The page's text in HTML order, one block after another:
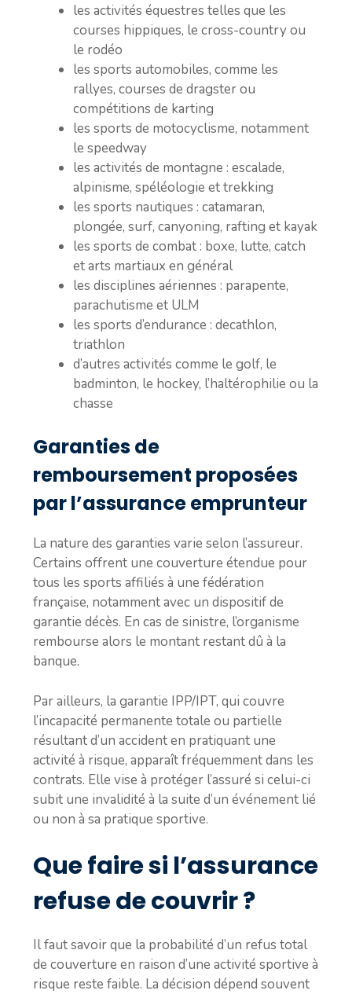
les activités équestres telles que les
courses hippiques, le cross-country ou
le rodéo
les sports automobiles, comme les
rallyes, courses de dragster ou
compétitions de karting
les sports de motocyclisme, notamment
le speedway
les activités de montagne : escalade,
alpinisme, spéléologie et trekking
les sports nautiques : catamaran,
plongée, surf, canyoning, rafting et kayak
les sports de combat : boxe, lutte, catch
et arts martiaux en général
les disciplines aériennes : parapente,
parachutisme et ULM
les sports d’endurance : decathlon,
triathlon
d’autres activités comme le golf, le
badminton, le hockey, l’haltérophilie ou la
chasse
Garanties de
remboursement proposées
par l’assurance emprunteur
La nature des garanties varie selon l’assureur.
Certains offrent une couverture étendue pour
tous les sports affiliés à une fédération
française, notamment avec un dispositif de
garantie décès. En cas de sinistre, l’organisme
rembourse alors le montant restant dû à la
banque.
Par ailleurs, la garantie IPP/IPT, qui couvre
l’incapacité permanente totale ou partielle
résultant d’un accident en pratiquant une
activité à risque, apparaît fréquemment dans les
contrats. Elle vise à protéger l’assuré si celui-ci
subit une invalidité à la suite d’un événement lié
ou non à sa pratique sportive.
Que faire si l’assurance
refuse de couvrir ?
Il faut savoir que la probabilité d’un refus total
de couverture en raison d’une activité sportive à
risque reste faible. La décision dépend souvent